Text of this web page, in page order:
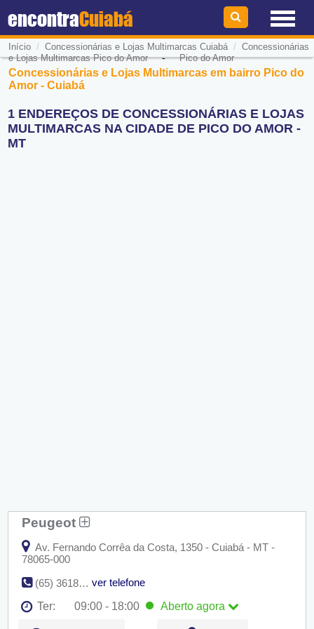
encontraCuiabá
Início / Concessionárias e Lojas Multimarcas Cuiabá/ Concessionárias
e Lojas Multimarcas Pico do Amor-Pico do Amor
Concessionárias e Lojas Multimarcas em bairro Pico do
Amor - Cuiabá
1 ENDEREÇOS DE CONCESSIONÁRIAS E LOJAS
MULTIMARCAS NA CIDADE DE PICO DO AMOR -
MT
Peugeot
Av. Fernando Corrêa da Costa, 1350 - Cuiabá - MT -
78065-000
(65) 3618-6200
ver telefone
Ter:
09:00 - 18:00 Aberto agora
Seg: